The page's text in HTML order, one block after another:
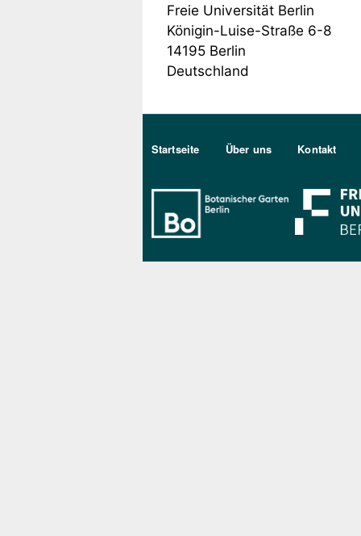
Freie Universität Berlin
Königin-Luise-Straße 6-8
14195 Berlin
Deutschland
Sekundärmenu DE
Startseite Über uns Kontakt
Bo Berlin